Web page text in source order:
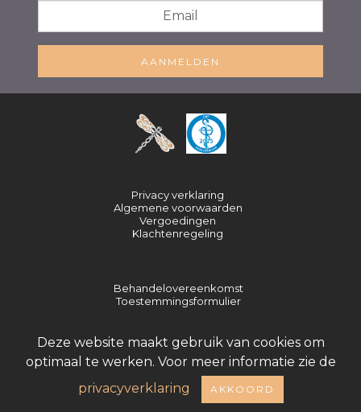
AANMELDEN
Privacy verklaring
Algemene voorwaarden
Vergoedingen
Klachtenregeling
Behandelovereenkomst
Toestemmingsformulier
App: 06 - 87968818
Deze website maakt gebruik van cookies om
optimaal te werken. Voor meer informatie zie de
privacyverklaring
AKKOORD